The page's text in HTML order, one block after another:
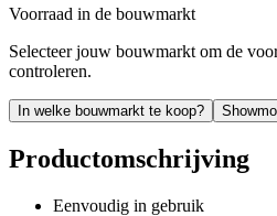
Voorraad in de bouwmarkt
Selecteer jouw bouwmarkt om de
controleren.
In welke bouwmarkt te koop?
Productomschrijving
Eenvoudig in gebruik